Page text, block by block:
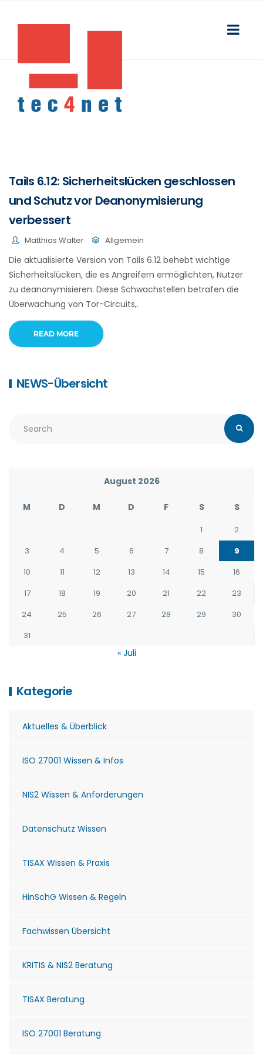
Tails 6.12: Sicherheitslücken geschlossen
und Schutz vor Deanonymisierung
verbessert
Matthias Walter Allgemein
Die aktualisierte Version von Tails 6.12 behebt wichtige
Sicherheitslücken, die es Angreifern ermöglichten, Nutzer
zu deanonymisieren. Diese Schwachstellen betrafen die
Überwachung von Tor-Circuits,.
READ MORE
NEWS-Übersicht
August 2026
M D M D F S S
1
2
3
4 5 6 7 8
9
10
11 12 13 14 15
16
17
18 19 20 21 22
23
24
25 26 27 28 29
30
31
« Juli
Kategorie
Aktuelles & Überblick
ISO 27001 Wissen & Infos
NIS2 Wissen & Anforderungen
Datenschutz Wissen
TISAX Wissen & Praxis
HinSchG Wissen & Regeln
Fachwissen Übersicht
KRITIS & NIS2 Beratung
TISAX Beratung
ISO 27001 Beratung